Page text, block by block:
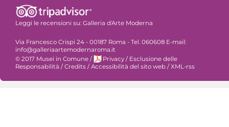
Leggi le recensioni su: Galleria d'Arte Moderna
Via Francesco Crispi 24 - 00187 Roma - Tel. 060608 E-mail:
info@galleriaartemodernaroma.it
© 2017 Musei in Comune / Privacy / Esclusione delle
Responsabilità / Credits / Accessibilità del sito web / XML-rss